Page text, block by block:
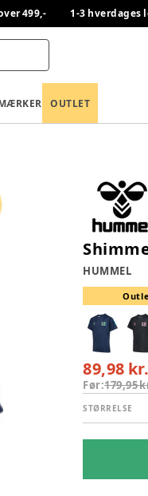
499,- 1-3 hverdages
OUTLET
HUMMEL
89,98 kr.
Før:179,95
STØRRELSE